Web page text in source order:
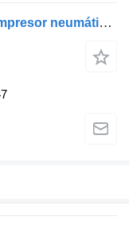
MAN 51540007147 51540007145 compresor neumático para MAN TGA TGX TGS cabeza tractora